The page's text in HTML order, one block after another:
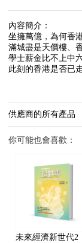
內容簡介：
坐擁萬億，為何香
滿城盡是天價樓、
學士薪金比不上中
此刻的香港是否已
供應商的所有產品
你可能也會喜歡：
未來經濟新世代2